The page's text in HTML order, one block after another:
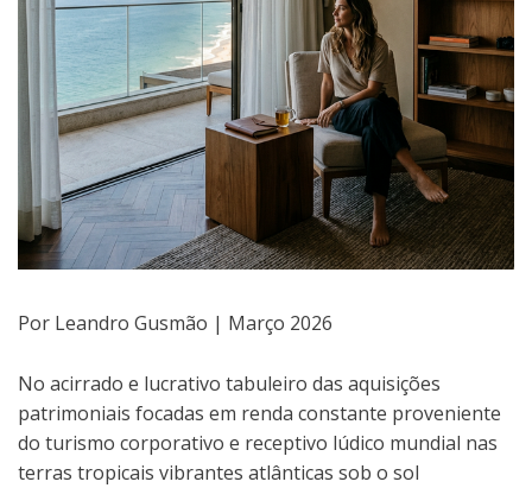
Por Leandro Gusmão | Março 2026
No acirrado e lucrativo tabuleiro das aquisições
patrimoniais focadas em renda constante proveniente
do turismo corporativo e receptivo lúdico mundial nas
terras tropicais vibrantes atlânticas sob o sol